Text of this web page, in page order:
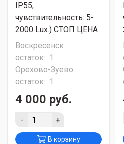
IP55,
чувствительность: 5-
2000 Lux.) СТОП ЦЕНА
Воскресенск
остаток: 1
Орехово-Зуево
остаток: 1
4 000 руб.
- +
В корзину